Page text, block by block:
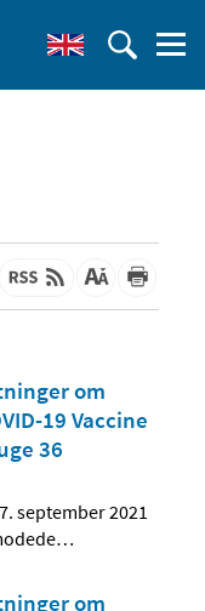
om
19 Vaccine
36
september 2021
…
om